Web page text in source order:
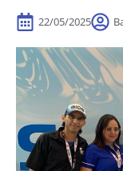
22/05/2025